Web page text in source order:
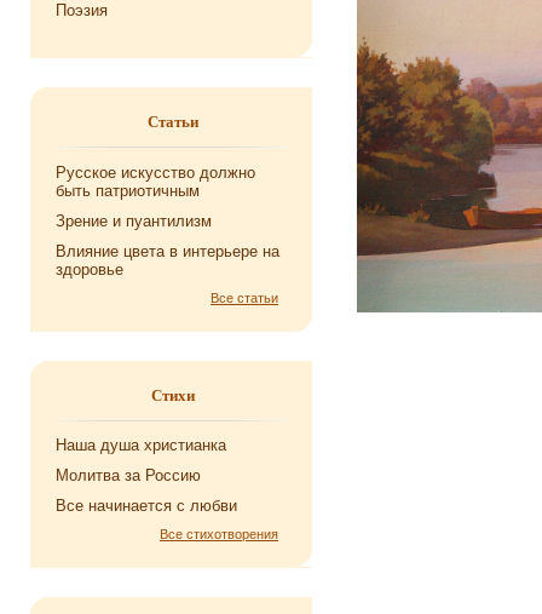
Поэзия
Статьи
Русское искусство должно
быть патриотичным
Зрение и пуантилизм
Влияние цвета в интерьере на
здоровье
Все статьи
Стихи
Наша душа хри­сти­ан­ка
Мо­лит­ва за Рос­сию
Все на­чи­на­ет­ся с любви
Все стихотворения